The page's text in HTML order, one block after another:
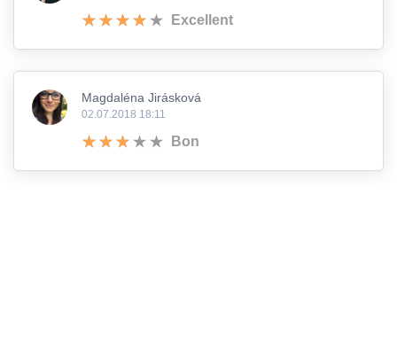
Excellent
Magdaléna Jirásková
02.07.2018 18:11
Bon